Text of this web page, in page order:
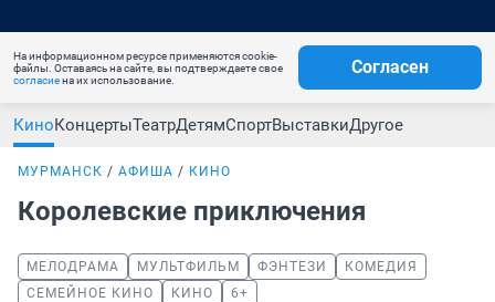
На информационном ресурсе применяются cookie-
файлы. Оставаясь на сайте, вы подтверждаете свое
согласиена их использование.
Согласен
КиноКонцертыТеатрДетямСпортВыставкиДругое
МУРМАНСК АФИША КИНО
Королевские приключения
МЕЛОДРАМА МУЛЬТФИЛЬМ ФЭНТЕЗИ
КОМЕДИЯ
СЕМЕЙНОЕ КИНО
КИНО 6+